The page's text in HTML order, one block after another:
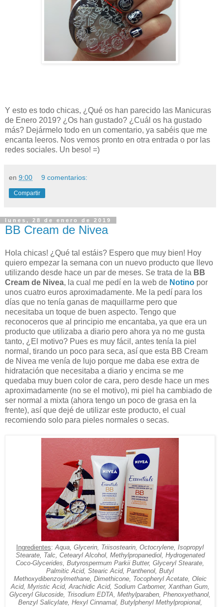
Y esto es todo chicas, ¿Qué os han parecido las Manicuras
de Enero 2019? ¿Os han gustado? ¿Cuál os ha gustado
más? Dejármelo todo en un comentario, ya sabéis que me
encanta leeros. Nos vemos pronto en otra entrada o por las
redes sociales. Un beso! =)
en 9:00 9 comentarios:
Compartir
lunes, 28 de enero de 2019
BB Cream de Nivea
Hola chicas! ¿Qué tal estáis? Espero que muy bien! Hoy
quiero empezar la semana con un nuevo producto que llevo
utilizando desde hace un par de meses. Se trata de la BB
Cream de Nivea, la cual me pedí en la web de Notino por
unos cuatro euros aproximadamente. Me la pedí para los
días que no tenía ganas de maquillarme pero que
necesitaba un toque de buen aspecto. Tengo que
reconoceros que al principio me encantaba, ya que era un
producto que utilizaba a diario pero ahora ya no me gusta
tanto, ¿El motivo? Pues es muy fácil, antes tenía la piel
normal, tirando un poco para seca, así que esta BB Cream
de Nivea me venía de lujo porque me daba ese extra de
hidratación que necesitaba a diario y encima se me
quedaba muy buen color de cara, pero desde hace un mes
aproximadamente (no se el motivo), mi piel ha cambiado de
ser normal a mixta (ahora tengo un poco de grasa en la
frente), así que dejé de utilizar este producto, el cual
recomiendo solo para pieles normales o secas.
Ingredientes:Aqua, Glycerin, Triisostearin, Octocrylene, Isopropyl
Stearate, Talc, Cetearyl Alcohol, Methylpropanediol, Hydrogenated
Coco-Glycerides, Butyrospermum Parkii Butter, Glyceryl Stearate,
Palmitic Acid, Stearic Acid, Panthenol, Butyl
Methoxydibenzoylmethane, Dimethicone, Tocopheryl Acetate, Oleic
Acid, Myristic Acid, Arachidic Acid, Sodium Carbomer, Xanthan Gum,
Glyceryl Glucoside, Trisodium EDTA, Methylparaben, Phenoxyethanol,
Benzyl Salicylate, Hexyl Cinnamal, Butylphenyl Methylpropional,